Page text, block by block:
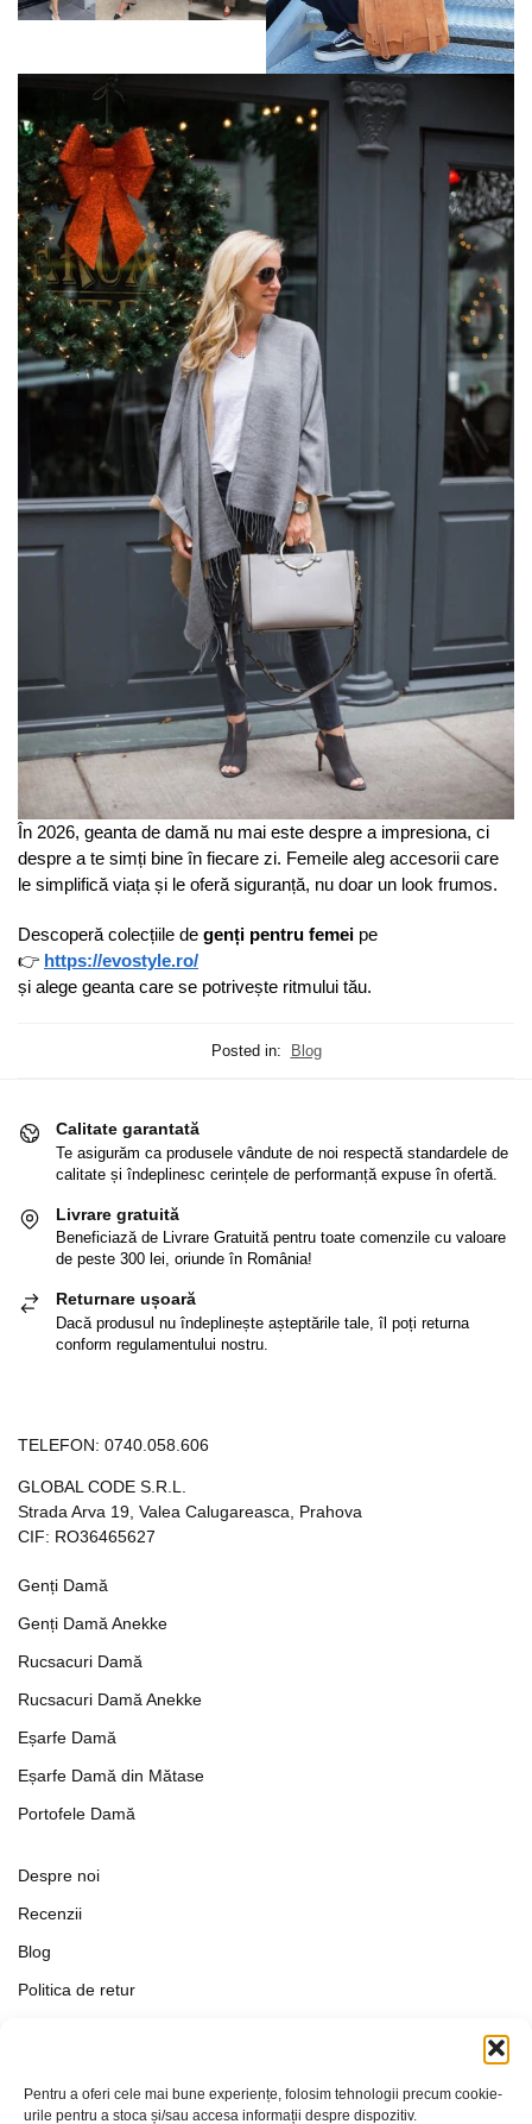
Pentru a oferi cele mai bune experiențe, folosim tehnologii precum cookie-
urile pentru a stoca și/sau accesa informații despre dispozitiv.
În 2026, geanta de damă nu mai este despre a impresiona, ci
despre a te simți bine în fiecare zi. Femeile aleg accesorii care
le simplifică viața și le oferă siguranță, nu doar un look frumos.
Descoperă colecțiile de genți pentru femei pe
👉 https://evostyle.ro/
și alege geanta care se potrivește ritmului tău.
Posted in: Blog
Calitate garantată
Te asigurăm ca produsele vândute de noi respectă standardele de
calitate și îndeplinesc cerințele de performanță expuse în ofertă.
Livrare gratuită
Beneficiază de Livrare Gratuită pentru toate comenzile cu valoare
de peste 300 lei, oriunde în România!
Returnare ușoară
Dacă produsul nu îndeplinește așteptările tale, îl poți returna
conform regulamentului nostru.
TELEFON: 0740.058.606
GLOBAL CODE S.R.L.
Strada Arva 19, Valea Calugareasca, Prahova
CIF: RO36465627
Genți Damă
Genți Damă Anekke
Rucsacuri Damă
Rucsacuri Damă Anekke
Eșarfe Damă
Eșarfe Damă din Mătase
Portofele Damă
Despre noi
Recenzii
Blog
Politica de retur
Politica de Confidențialitate